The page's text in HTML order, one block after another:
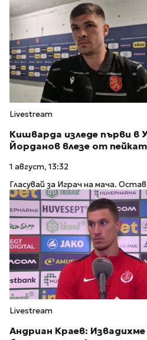
Livestream
Кишварда изледе първи в
Йорданов влезе от
1 август, 13:32
Гласувай за Играч на мача.
Livestream
Андриан Краев: